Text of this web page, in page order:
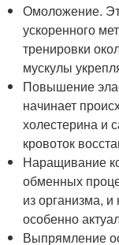
Омоложение.
ускоренного
тренировки
мускулы
Повышение
начинает
холестерина и
кровоток
Наращивание
обменных
из организма,
особенно
Выпрямление